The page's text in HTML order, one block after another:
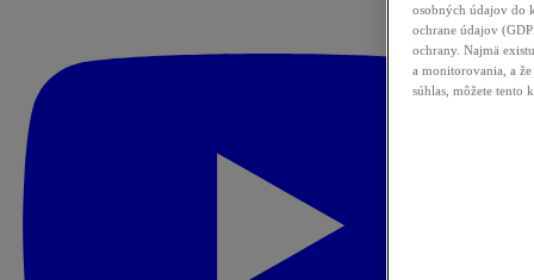
osobných údajov do
ochrane údajov
ochrany. Najmä
a monitorovania, a
súhlas, môžete